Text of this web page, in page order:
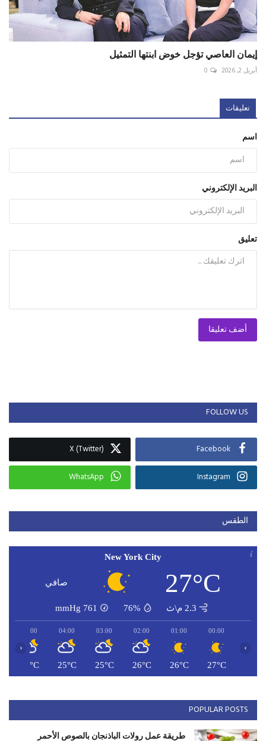
إيمان العاصي تؤجل خوض ابنتها التمثيل
أبريل 2, 2026 0
تعليقات
اسم
البريد الإلكتروني
تعليق
أضف تعليقا
FOLLOW US
Facebook
X (Twitter)
Instagram
WhatsApp
الطقس
New York City
27°C صافي
2.3 م\ث 76%
761
mmHg
00:00
27°C
01:00
26°C
02:00
26°C
03:00
25°C
04:00
25°C
05:00
24°C
‹ ›
POPULAR POSTS
طريقة عمل رولات الباذنجان بالصوص الأحمر